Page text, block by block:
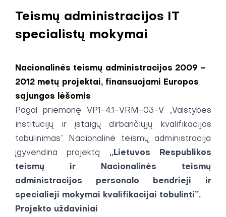
Teismų administracijos IT
specialistų mokymai
Nacionalinės teismų administracijos 2009 –
2012 metų projektai, finansuojami Europos
sąjungos lėšomis
Pagal priemonę VP1-4.1-VRM-03-V „Valstybės
institucijų ir įstaigų dirbančiųjų kvalifikacijos
tobulinimas” Nacionalinė teismų administracija
įgyvendina projektą
„Lietuvos Respublikos
teismų ir Nacionalinės teismų
administracijos personalo bendrieji ir
specialieji mokymai kvalifikacijai tobulinti”.
Projekto uždaviniai